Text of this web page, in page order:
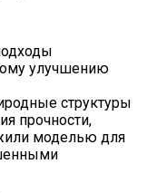
улучшению
структуры
прочности,
моделью для